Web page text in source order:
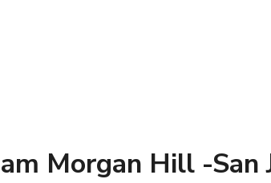
Morgan Hill -San